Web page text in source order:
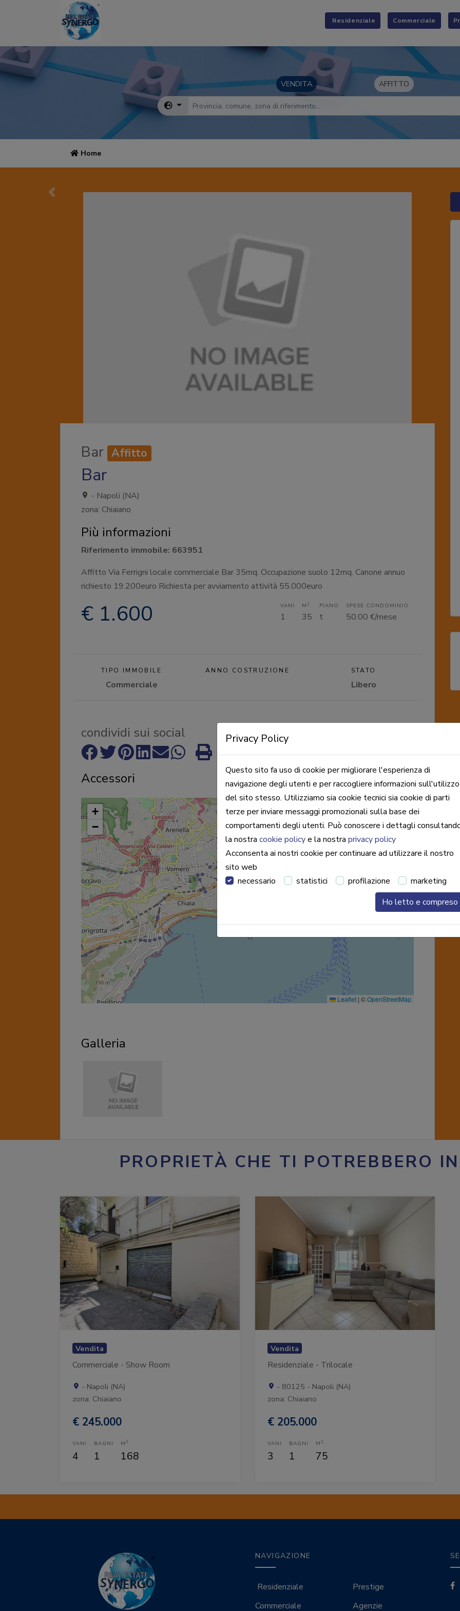
Residenziale Commerciale
VENDITA AFFITTO
Home
Precedente
Bar Affitto
Bar
- Napoli (NA)
zona: Chiaiano
Più informazioni
Riferimento immobile: 663951
Affitto Via Ferrigni locale commerciale Bar 35mq. Occupazione suolo 12mq. Canone annuo
richiesto 19.200euro Richiesta per avviamento attività 55.000euro
€ 1.600 VANI
1
M 2
35
PIANO
t
SPESE CONDOMINIO
50.00 €/mese
TIPO IMMOBILE
Commerciale
ANNO COSTRUZIONE STATO
Libero
condividi sui social
Accessori
+
−
Leaflet | ©OpenStreetMap
Galleria
PROPRIETÀ CHE TI POTREBBERO
Vendita
Commerciale - Show Room
- Napoli (NA)
zona: Chiaiano
€ 245.000
VANI
4
BAGNI
1
M 2
168
Vendita
Residenziale - Trilocale
- 80125 - Napoli (NA)
zona: Chiaiano
€ 205.000
VANI
3
BAGNI
1
M 2
75
NAVIGAZIONE
Residenziale
Commerciale
Prestige
Agenzie
Privacy Policy
Questo sito fa uso di cookie per migliorare l'esperienza di
navigazione degli utenti e per raccogliere informazioni sull'utilizzo
del sito stesso. Utilizziamo sia cookie tecnici sia cookie di parti
terze per inviare messaggi promozionali sulla base dei
comportamenti degli utenti. Può conoscere i dettagli
la nostra cookie policye la nostra privacy policy
Acconsenta ai nostri cookie per continuare ad utilizzare il nostro
sito web
necessario
statistici profilazione
marketing
Ho letto e compreso